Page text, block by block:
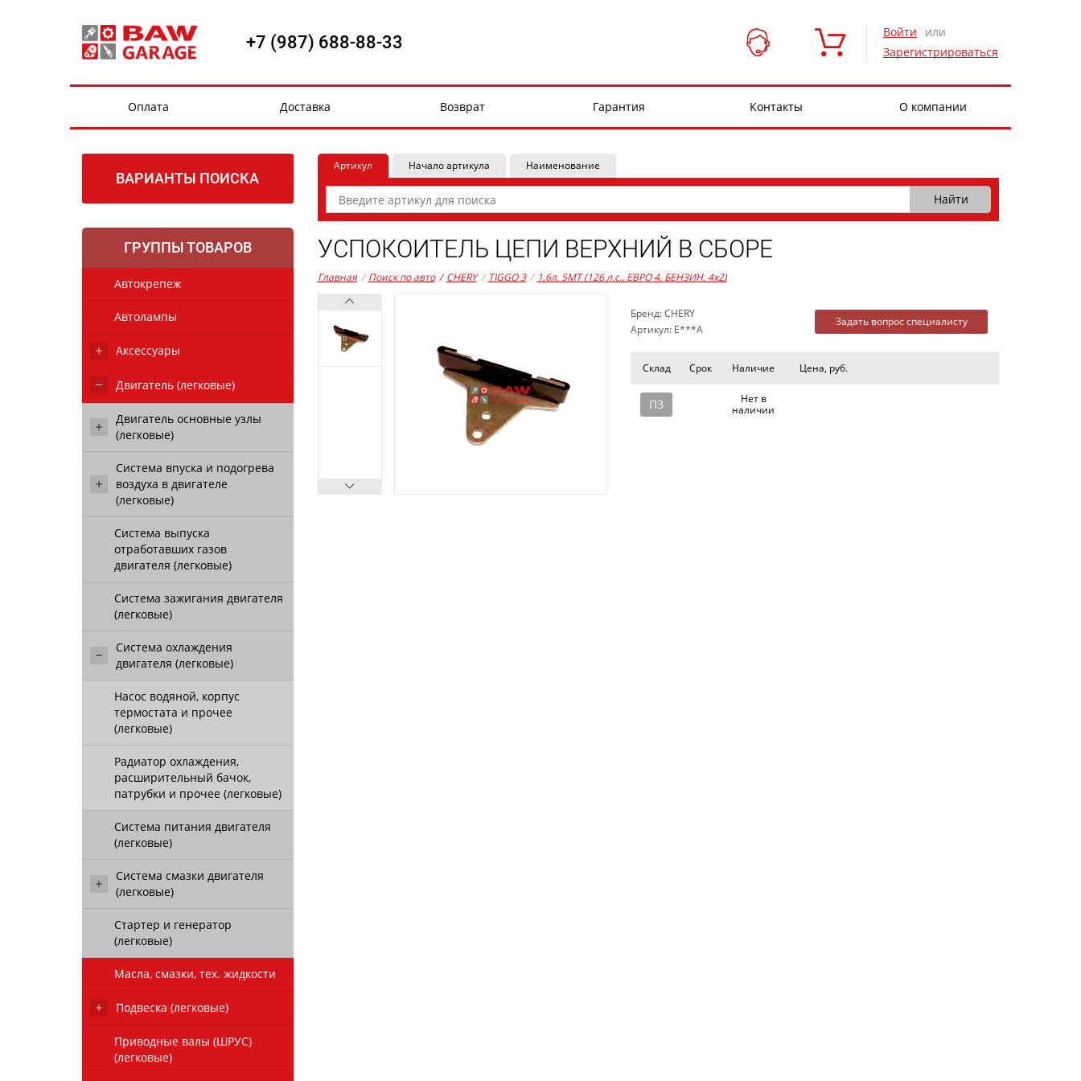
+7 (987) 688-88-33 Войти
или
Зарегистрироваться
Оплата Доставка Возврат Гарантия Контакты О компании
ВАРИАНТЫ ПОИСКА
ГРУППЫ ТОВАРОВ
Автокрепеж
Автолампы
Аксессуары
Двигатель (легковые)
Двигатель основные узлы
(легковые)
Система впуска и подогрева
воздуха в двигателе
(легковые)
Система выпуска
отработавших газов
двигателя (легковые)
Система зажигания двигателя
(легковые)
Система охлаждения
двигателя (легковые)
Насос водяной, корпус
термостата и прочее
(легковые)
Радиатор охлаждения,
расширительный бачок,
патрубки и прочее (легковые)
Система питания двигателя
(легковые)
Система смазки двигателя
(легковые)
Стартер и генератор
(легковые)
Масла, смазки, тех. жидкости
Подвеска (легковые)
Приводные валы (ШРУС)
(легковые)
Артикул Начало артикула Наименование
УСПОКОИТЕЛЬ ЦЕПИ ВЕРХНИЙ В СБОРЕ
Главная / Поиск по авто / CHERY / TIGGO 3 / 1,6л. 5MT (126 л.с., ЕВРО 4, БЕНЗИН, 4x2)
Бренд: CHERY
Артикул: E***A
Задать вопрос специалисту
Склад Срок Наличие Цена, руб.
ПЗ
Нет в
наличии